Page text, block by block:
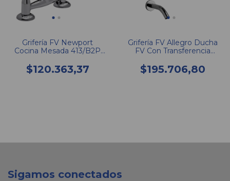
Grifería FV Newport
Cocina Mesada 413/B2P
$120.363,37
Grifería FV Allegro Ducha
FV Con Transferencia
$195.706,80
Sigamos conectados